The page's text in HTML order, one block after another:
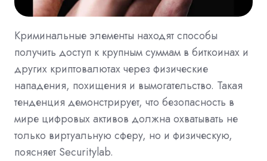
Криминальные элементы находят способы
получить доступ к крупным суммам в биткоинах и
других криптовалютах через физические
нападения, похищения и вымогательство. Такая
тенденция демонстрирует, что безопасность в
мире цифровых активов должна охватывать не
только виртуальную сферу, но и физическую,
поясняет Securitylab.